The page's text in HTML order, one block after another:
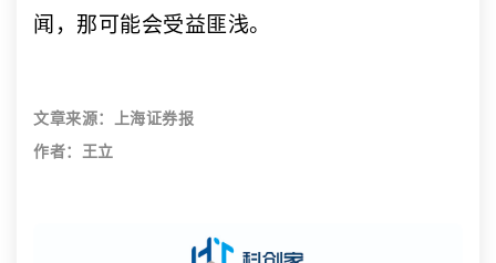
闻，那可能会受益匪浅。
文章来源：上海证券报
作者：王立